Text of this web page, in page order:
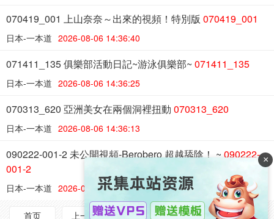
070419_001 上山奈奈～出來的視頻！特別版 070419_001
日本-一本道 2026-08-06 14:36:40
071411_135 俱樂部活動日記~游泳俱樂部~ 071411_135
日本-一本道 2026-08-06 14:36:25
070313_620 亞洲美女在兩個洞裡扭動 070313_620
日本-一本道 2026-08-06 14:36:13
090222-001-2 未公開視頻-Berobero 超越舔陰！ ~090222-
001-2
日本-一本道 2026-08-06 14:35:32
首页 上一页 1/2484 下一页 尾页
×